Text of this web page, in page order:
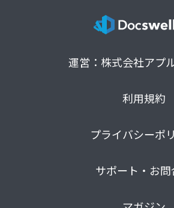
運営：株式会社アプ
利用規約
プライバシーポ
サポート・お問